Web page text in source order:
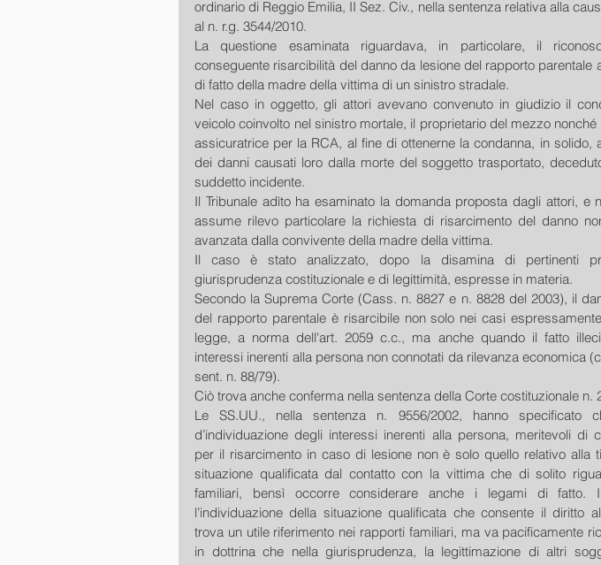
ordinario di Reggio Emilia, II Sez. Civ., nella sentenza relativa alla
al n. r.g. 3544/2010.
La questione esaminata riguardava, in particolare, il
conseguente risarcibilità del danno da lesione del rapporto parentale
di fatto della madre della vittima di un sinistro stradale.
Nel caso in oggetto, gli attori avevano convenuto in giudizio il
veicolo coinvolto nel sinistro mortale, il proprietario del mezzo
assicuratrice per la RCA, al fine di ottenerne la condanna, in solido,
dei danni causati loro dalla morte del soggetto trasportato,
suddetto incidente.
Il Tribunale adìto ha esaminato la domanda proposta dagli attori, e
assume rilevo particolare la richiesta di risarcimento del danno
avanzata dalla convivente della madre della vittima.
Il caso è stato analizzato, dopo la disamina di pertinenti
giurisprudenza costituzionale e di legittimità, espresse in materia.
Secondo la Suprema Corte (Cass. n. 8827 e n. 8828 del 2003), il
del rapporto parentale è risarcibile non solo nei casi
legge, a norma dell'art. 2059 c.c., ma anche quando il fatto
interessi inerenti alla persona non connotati da rilevanza economica
sent. n. 88/79).
Ciò trova anche conferma nella sentenza della Corte costituzionale n.
Le SS.UU., nella sentenza n. 9556/2002, hanno specificato
d’individuazione degli interessi inerenti alla persona, meritevoli di
per il risarcimento in caso di lesione non è solo quello relativo alla
situazione qualificata dal contatto con la vittima che di solito
familiari, bensì occorre considerare anche i legami di fatto.
l’individuazione della situazione qualificata che consente il diritto
trova un utile riferimento nei rapporti familiari, ma va pacificamente
in dottrina che nella giurisprudenza, la legittimazione di altri